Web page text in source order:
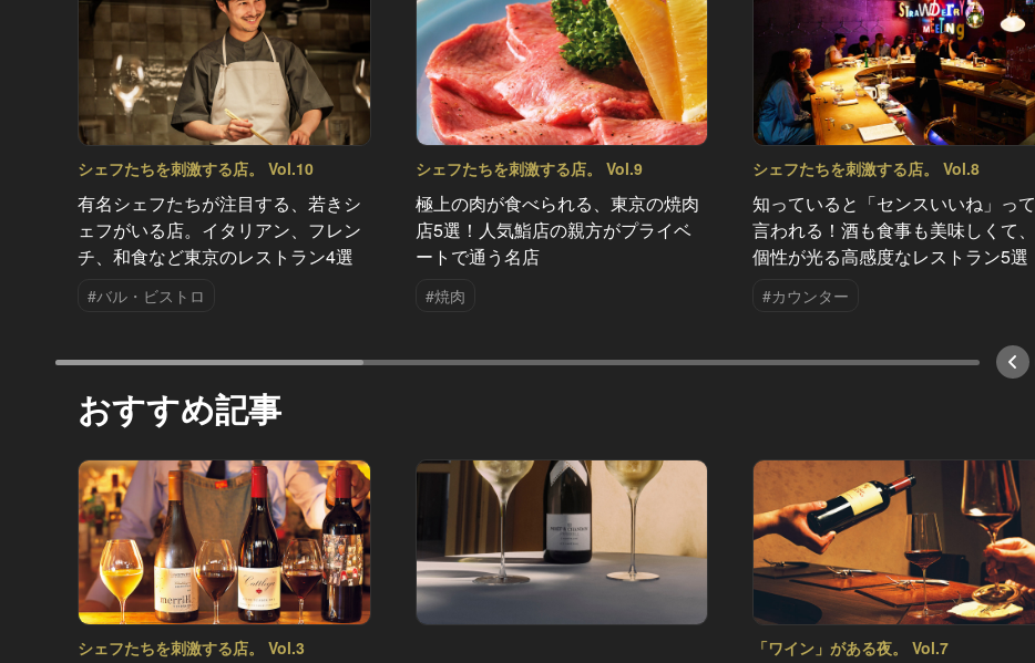
シェフたちを刺激する店。 Vol.10
有名シェフたちが注目する、若きシ
ェフがいる店。イタリアン、フレン
チ、和食など東京のレストラン4選
#バル・ビストロ
シェフたちを刺激する店。 Vol.9
極上の肉が食べられる、東京の焼肉
店5選！人気鮨店の親方がプライベ
ートで通う名店
#焼肉
シェフたちを刺激する店。 Vol.8
知っていると「センスいいね」って
言われる！酒も食事も美味しくて、
個性が光る高感度なレストラン5選
#カウンター
おすすめ記事
シェフたちを刺激する店。 Vol.3 「ワイン」がある夜。 Vol.7